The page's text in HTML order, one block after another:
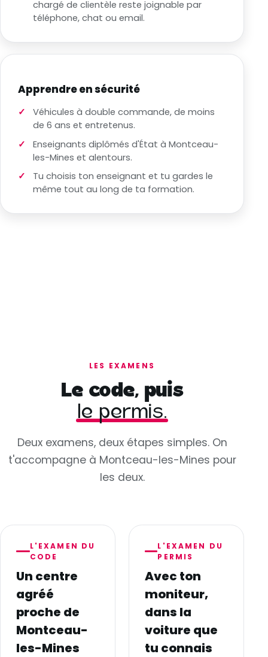
chargé de clientèle reste joignable par
téléphone, chat ou email.
Apprendre en sécurité
Véhicules à double commande, de moins
de 6 ans et entretenus.
Enseignants diplômés d'État à Montceau-
les-Mines et alentours.
Tu choisis ton enseignant et tu gardes le
même tout au long de ta formation.
LES EXAMENS
Le code, puis
le permis.
Deux examens, deux étapes simples. On
t'accompagne à Montceau-les-Mines pour
les deux.
L'EXAMEN DU
CODE
Un centre
agréé
proche de
Montceau-
les-Mines
L'EXAMEN DU
PERMIS
Avec ton
moniteur,
dans la
voiture que
tu connais